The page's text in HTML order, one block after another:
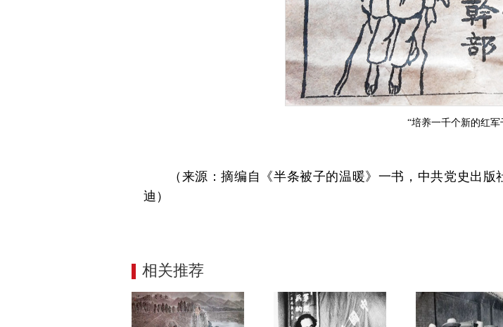
“培养一千个新的红军
（来源：摘编自《半条被子的温暖》一书，中共党史出
迪）
相关推荐